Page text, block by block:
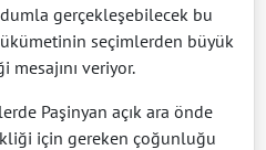
gerçekleşebilecek bu
seçimlerden büyük
mesajını veriyor.
Paşinyan açık ara önde
için gereken çoğunluğu